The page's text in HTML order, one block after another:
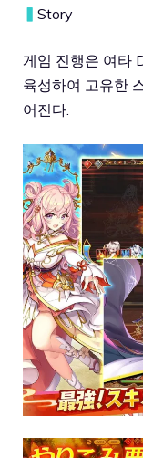
▍ Story
게임 진행은 여타
육성하여 고유한
어진다.